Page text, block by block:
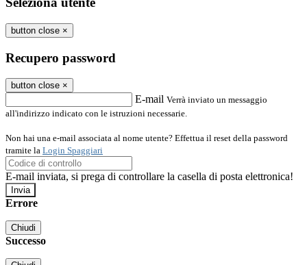
button close ×
Recupero password
button close ×
E-mail Verrà inviato un messaggio
all'indirizzo indicato con le istruzioni necessarie.
Non hai una e-mail associata al nome utente? Effettua il reset della password
tramite la Login Spaggiari
E-mail inviata, si prega di controllare la casella di posta elettronica!
Errore
Chiudi
Successo